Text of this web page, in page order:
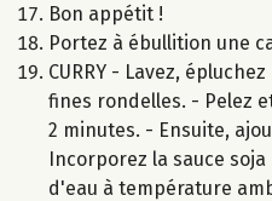
Bon appétit !
Portez à ébullition une
CURRY - Lavez,
fines rondelles. - Pelez
2 minutes. - Ensuite,
Incorporez la sauce
d'eau à température